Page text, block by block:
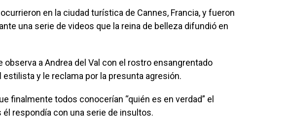
en la ciudad turística de Cannes, Francia, y fueron
una serie de videos que la reina de belleza difundió en
observa a Andrea del Val con el rostro ensangrentado
y le reclama por la presunta agresión.
finalmente todos conocerían “quién es en verdad” el
respondía con una serie de insultos.